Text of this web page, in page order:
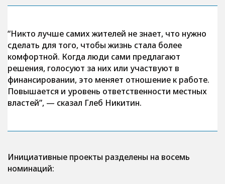
“Никто лучше самих жителей не знает, что нужно
сделать для того, чтобы жизнь стала более
комфортной. Когда люди сами предлагают
решения, голосуют за них или участвуют в
финансировании, это меняет отношение к работе.
Повышается и уровень ответственности местных
властей”, — сказал Глеб Никитин.
Инициативные проекты разделены на восемь
номинаций: